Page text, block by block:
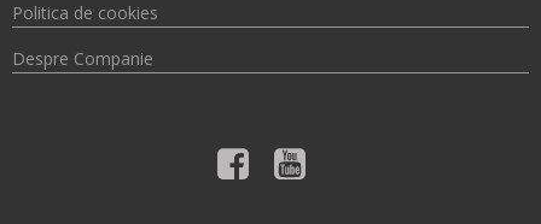
Politica de cookies
Despre Companie